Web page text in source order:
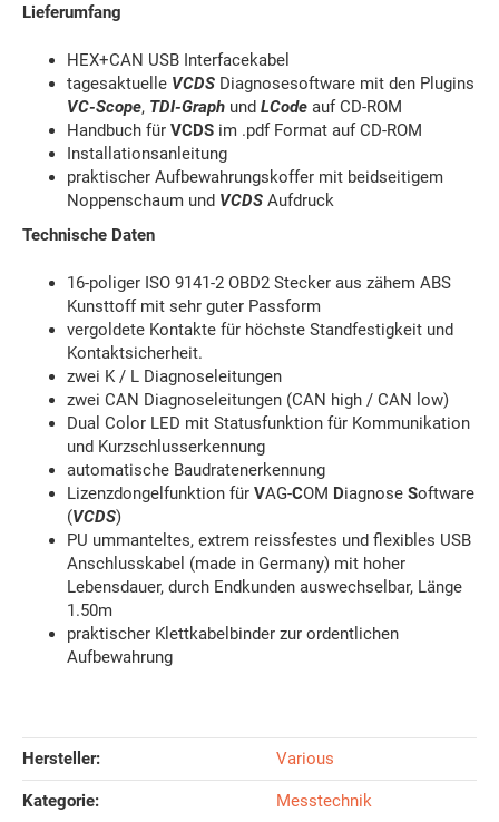
Lieferumfang
HEX+CAN USB Interfacekabel
tagesaktuelle VCDS Diagnosesoftware mit den Plugins
VC-Scope, TDI-Graph und LCode auf CD-ROM
Handbuch für VCDS im .pdf Format auf CD-ROM
Installationsanleitung
praktischer Aufbewahrungskoffer mit beidseitigem
Noppenschaum und VCDS Aufdruck
Technische Daten
16-poliger ISO 9141-2 OBD2 Stecker aus zähem ABS
Kunsttoff mit sehr guter Passform
vergoldete Kontakte für höchste Standfestigkeit und
Kontaktsicherheit.
zwei K / L Diagnoseleitungen
zwei CAN Diagnoseleitungen (CAN high / CAN low)
Dual Color LED mit Statusfunktion für Kommunikation
und Kurzschlusserkennung
automatische Baudratenerkennung
Lizenzdongelfunktion für VAG-COM Diagnose Software
(VCDS)
PU ummanteltes, extrem reissfestes und flexibles USB
Anschlusskabel (made in Germany) mit hoher
Lebensdauer, durch Endkunden auswechselbar, Länge
1.50m
praktischer Klettkabelbinder zur ordentlichen
Aufbewahrung
Hersteller: Various
Kategorie: Messtechnik